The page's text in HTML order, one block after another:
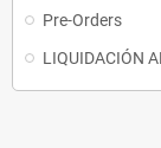
Pre-Orders
LIQUIDACIÓN